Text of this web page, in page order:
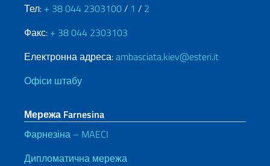
Тел: + 38 044 2303100/ 1 / 2
Факс: + 38 044 2303103
Електронна адреса:ambasciata.kiev@esteri.it
Офіси штабу
Мережа Farnesina
Фарнезіна – MAECI
Дипломатична мережа